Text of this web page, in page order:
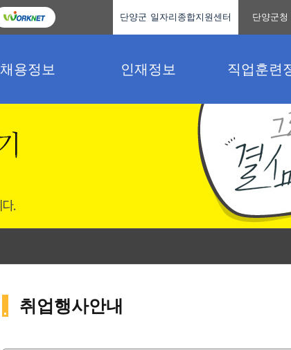
채용정보 인재정보 직업훈련
단양군 일자리종합지원센터 단양군청
취업행사안내